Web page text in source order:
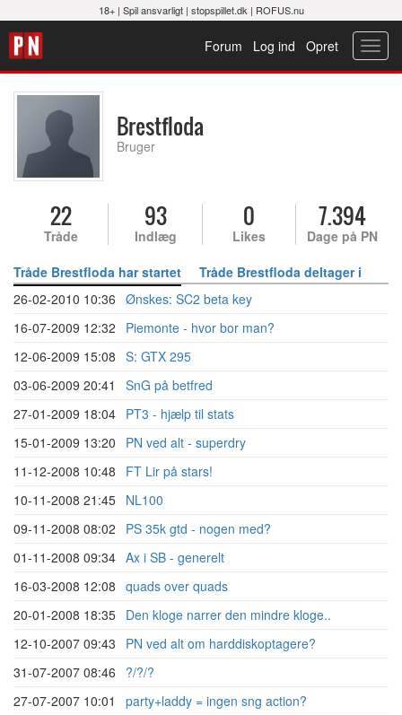
18+ | Spil ansvarligt| stopspillet.dk | ROFUS.nu
Opret
Log ind
Forum
Brestfloda
Bruger
22
Tråde
93
Indlæg
0
Likes
7.394
Dage på PN
Tråde Brestfloda har startet
Tråde Brestfloda deltager i
26-02-2010 10:36 Ønskes: SC2 beta key
16-07-2009 12:32
Piemonte - hvor bor man?
12-06-2009 15:08 S: GTX 295
03-06-2009 20:41
SnG på betfred
27-01-2009 18:04 PT3 - hjælp til stats
15-01-2009 13:20
PN ved alt - superdry
11-12-2008 10:48
FT Lir på stars!
10-11-2008 21:45 NL100
09-11-2008 08:02
PS 35k gtd - nogen med?
01-11-2008 09:34 Ax i SB - generelt
16-03-2008 12:08 quads over quads
20-01-2008 18:35 Den kloge narrer den mindre kloge..
12-10-2007 09:43
PN ved alt om harddiskoptagere?
31-07-2007 08:46
?/?/?
27-07-2007 10:01
party+laddy = ingen sng action?